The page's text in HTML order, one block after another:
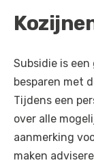
Subsidie is
besparen met
Tijdens een
over alle
aanmerking
maken